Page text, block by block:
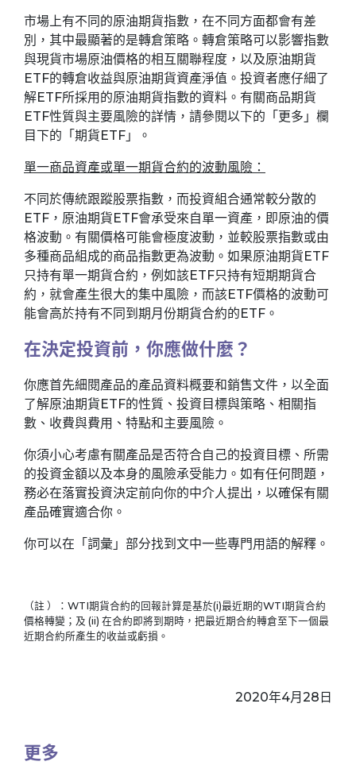
市場上有不同的原油期貨指數，在不同方面都會有差
別，其中最顯著的是轉倉策略。轉倉策略可以影響指數
與現貨市場原油價格的相互關聯程度，以及原油期貨
ETF的轉倉收益與原油期貨資產淨值。投資者應仔細了
解ETF所採用的原油期貨指數的資料。有關商品期貨
ETF性質與主要風險的詳情，請參閱以下的「更多」欄
目下的「期貨ETF」。
單一商品資產或單一期貨合約的波動風險：
不同於傳統跟蹤股票指數，而投資組合通常較分散的
ETF，原油期貨ETF會承受來自單一資產，即原油的價
格波動。有關價格可能會極度波動，並較股票指數或由
多種商品組成的商品指數更為波動。如果原油期貨ETF
只持有單一期貨合約，例如該ETF只持有短期期貨合
約，就會產生很大的集中風險，而該ETF價格的波動可
能會高於持有不同到期月份期貨合約的ETF。
在決定投資前，你應做什麼？
你應首先細閱產品的產品資料概要和銷售文件，以全面
了解原油期貨ETF的性質、投資目標與策略、相關指
數、收費與費用、特點和主要風險。
你須小心考慮有關產品是否符合自己的投資目標、所需
的投資金額以及本身的風險承受能力。如有任何問題，
務必在落實投資決定前向你的中介人提出，以確保有關
產品確實適合你。
你可以在「詞彙」部分找到文中一些專門用語的解釋。
（註 ）：WTI期貨合約的回報計算是基於(i)最近期的WTI期貨合約
價格轉變；及 (ii) 在合約即將到期時，把最近期合約轉倉至下一個最
近期合約所產生的收益或虧損。
2020年4月28日
更多